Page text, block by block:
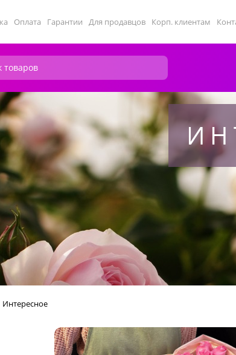
Оплата Гарантии Для продавцов Корп. клиентам
Интересное